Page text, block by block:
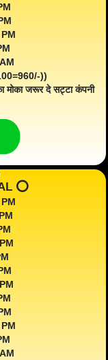
))
मोका जरूर दे सट्टा कंपनी
⭕️
PM